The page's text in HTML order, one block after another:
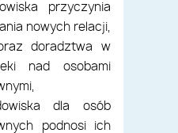
przyczynia
nowych relacji,
doradztwa w
nad osobami
dla osób
podnosi ich